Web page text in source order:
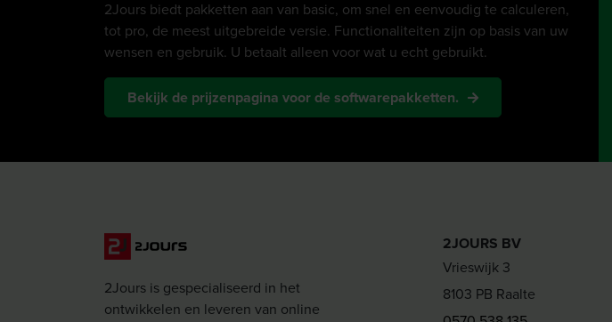
2Jours biedt pakketten aan van basic, om snel en eenvoudig te calculeren,
tot pro, de meest uitgebreide versie. Functionaliteiten zijn op basis van uw
wensen en gebruik. U betaalt alleen voor wat u echt gebruikt.
Bekijk de prijzenpagina voor de softwarepakketten.
2Jours is gespecialiseerd in het
ontwikkelen en leveren van online
2JOURS BV
Vrieswijk 3
8103 PB Raalte